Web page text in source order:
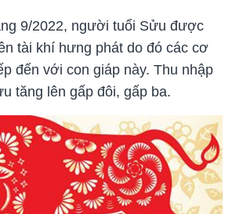
9/2022, người tuổi Sửu được
tài khí hưng phát do đó các cơ
đến với con giáp này. Thu nhập
tăng lên gấp đôi, gấp ba.